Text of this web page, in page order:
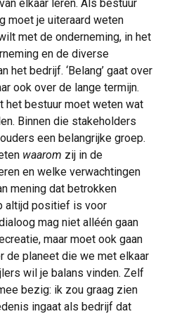
elkaar leren. Als bestuur
moet je uiteraard weten
met de onderneming, in het
en de diverse
het bedrijf. ‘Belang’ gaat over
ook over de lange termijn.
het bestuur moet weten wat
Binnen die stakeholders
een belangrijke groep.
waarom zij in de
en welke verwachtingen
mening dat betrokken
altijd positief is voor
mag niet alléén gaan
maar moet ook gaan
de planeet die we met elkaar
wil je balans vinden. Zelf
bezig: ik zou graag zien
ingaat als bedrijf dat